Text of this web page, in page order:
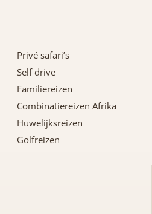
Privé safari’s
Self drive
Familiereizen
Combinatiereizen Afrika
Huwelijksreizen
Golfreizen